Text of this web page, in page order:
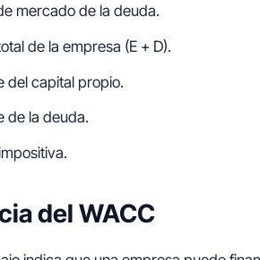
mercado de la deuda.
de la empresa (E + D).
del capital propio.
de la deuda.
del WACC